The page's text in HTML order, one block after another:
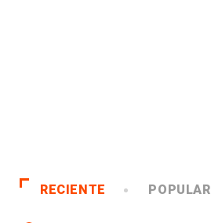
RECIENTE POPULAR